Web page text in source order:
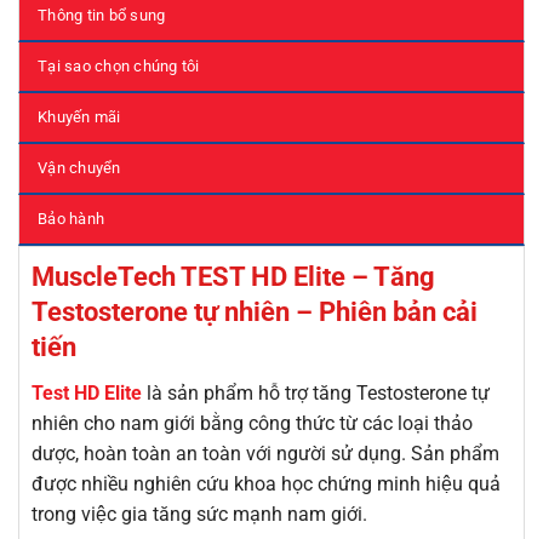
Thông tin bổ sung
Tại sao chọn chúng tôi
Khuyến mãi
Vận chuyển
Bảo hành
MuscleTech TEST HD Elite – Tăng
Testosterone tự nhiên – Phiên bản cải
tiến
Test HD Elite là sản phẩm hỗ trợ tăng Testosterone tự
nhiên cho nam giới bằng công thức từ các loại thảo
dược, hoàn toàn an toàn với người sử dụng. Sản phẩm
được nhiều nghiên cứu khoa học chứng minh hiệu quả
trong việc gia tăng sức mạnh nam giới.